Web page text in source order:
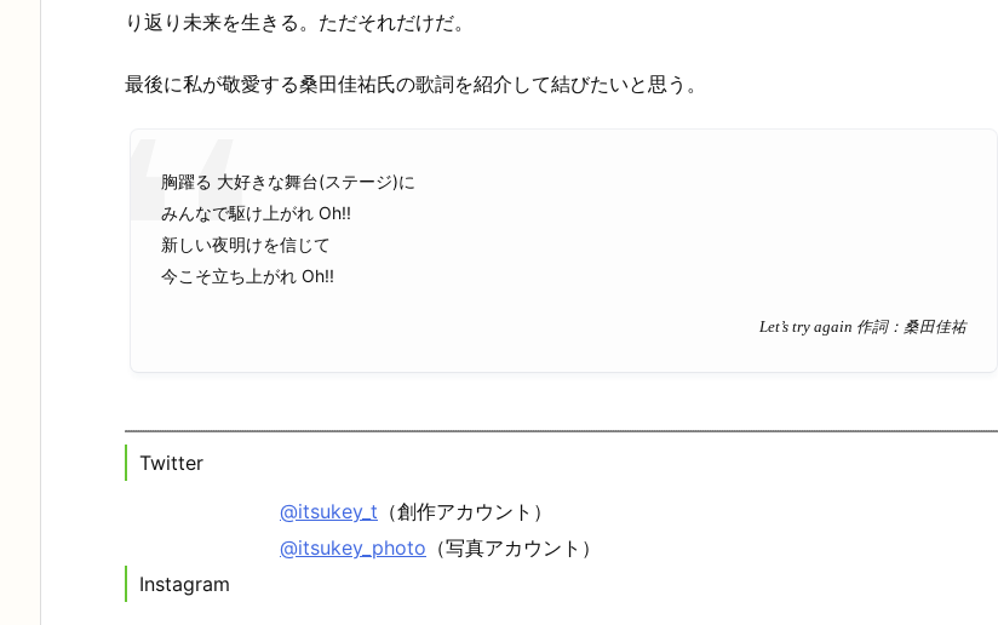
り返り未来を生きる。ただそれだけだ。
最後に私が敬愛する桑田佳祐氏の歌詞を紹介して結びたいと思う。
胸躍る 大好きな舞台(ステージ)に
みんなで駆け上がれ Oh!!
新しい夜明けを信じて
今こそ立ち上がれ Oh!!
Let’s try again 作詞：桑田佳祐
Twitter
@itsukey_t （創作アカウント）
@itsukey_photo （写真アカウント）
Instagram